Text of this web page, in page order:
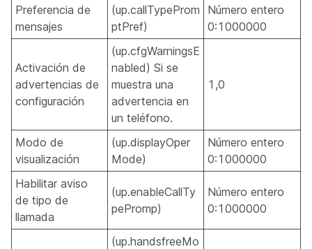
Preferencia de
mensajes
(up.callTypeProm
ptPref)
Número entero
0:1000000
Activación de
advertencias de
configuración
(up.cfgWarningsE
nabled) Si se
muestra una
advertencia en
un teléfono.
1,0
Modo de
visualización
(up.displayOper
Mode)
Número entero
0:1000000
Habilitar aviso
de tipo de
llamada
(up.enableCallTy
pePromp)
Número entero
0:1000000
(up.handsfreeMo